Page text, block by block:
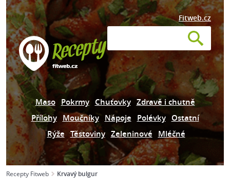
Fitweb.cz
Maso Pokrmy Chuťovky Zdravě i chutně
Přílohy Moučníky Nápoje Polévky Ostatní
Rýže Těstoviny Zeleninové Mléčné
Recepty Fitweb Krvavý bulgur